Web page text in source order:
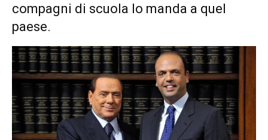
compagni di scuola lo manda a quel
paese.